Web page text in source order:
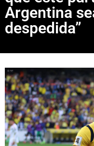
Argentina
despedida”